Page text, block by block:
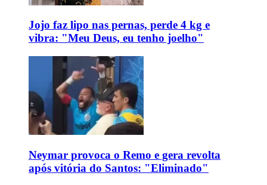
Jojo faz lipo nas pernas, perde 4 kg e
vibra: "Meu Deus, eu tenho joelho"
Neymar provoca o Remo e gera revolta
após vitória do Santos: "Eliminado"